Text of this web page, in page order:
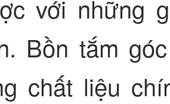
với những
Bồn tắm
chất liệu